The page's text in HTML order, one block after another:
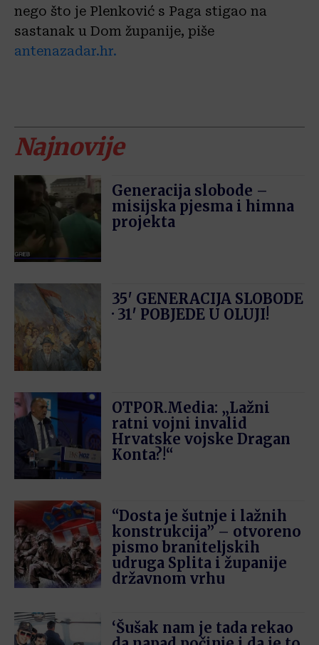
nego što je Plenković s Paga stigao na
sastanak u Dom županije, piše
antenazadar.hr.
Najnovije
Generacija slobode –
misijska pjesma i himna
projekta
35′ GENERACIJA SLOBODE
· 31′ POBJEDE U OLUJI!
OTPOR.Media: „Lažni
ratni vojni invalid
Hrvatske vojske Dragan
Konta?!“
“Dosta je šutnje i lažnih
konstrukcija” – otvoreno
pismo braniteljskih
udruga Splita i županije
državnom vrhu
‘Šušak nam je tada rekao